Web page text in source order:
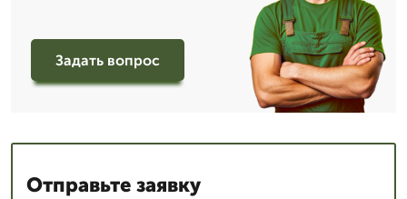
Задать вопрос
Отправьте заявку